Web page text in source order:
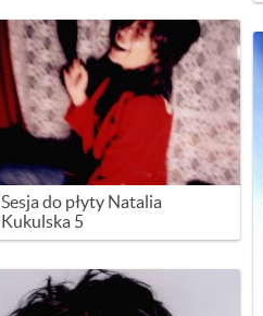
Sesja do płyty Natalia
Kukulska 5